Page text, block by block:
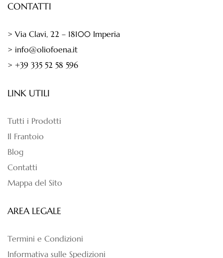
CONTATTI
> Via Clavi, 22 – 18100 Imperia
> info@oliofoena.it
> +39 335 52 58 596
LINK UTILI
Tutti i Prodotti
Il Frantoio
Blog
Contatti
Mappa del Sito
AREA LEGALE
Termini e Condizioni
Informativa sulle Spedizioni